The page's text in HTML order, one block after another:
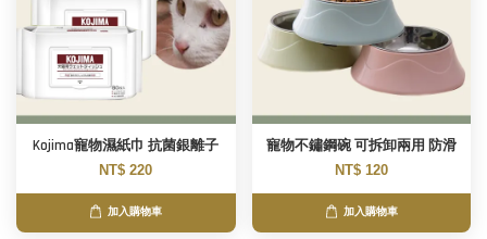
Kojima寵物濕紙巾 抗菌銀離子
NT$ 220
加入購物車
寵物不鏽鋼碗 可拆卸兩用 防滑
NT$ 120
加入購物車